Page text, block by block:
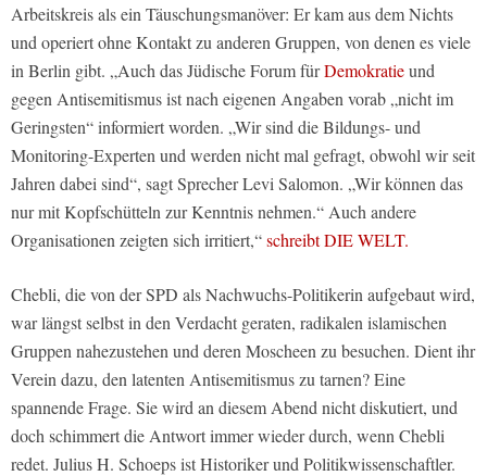
Arbeitskreis als ein Täuschungsmanöver: Er kam aus dem Nichts
und operiert ohne Kontakt zu anderen Gruppen, von denen es viele
in Berlin gibt. „Auch das Jüdische Forum fürDemokratieund
gegen Antisemitismus ist nach eigenen Angaben vorab „nicht im
Geringsten“ informiert worden. „Wir sind die Bildungs- und
Monitoring-Experten und werden nicht mal gefragt, obwohl wir seit
Jahren dabei sind“, sagt Sprecher Levi Salomon. „Wir können das
nur mit Kopfschütteln zur Kenntnis nehmen.“ Auch andere
Organisationen zeigten sich irritiert,“schreibt DIE WELT.
Chebli, die von der SPD als Nachwuchs-Politikerin aufgebaut wird,
war längst selbst in den Verdacht geraten, radikalen islamischen
Gruppen nahezustehen und deren Moscheen zu besuchen. Dient ihr
Verein dazu, den latenten Antisemitismus zu tarnen? Eine
spannende Frage. Sie wird an diesem Abend nicht diskutiert, und
doch schimmert die Antwort immer wieder durch, wenn Chebli
redet. Julius H. Schoeps ist Historiker und Politikwissenschaftler.